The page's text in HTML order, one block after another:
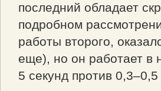
последний обладает
подробном
работы второго,
еще), но он работает в
5 секунд против